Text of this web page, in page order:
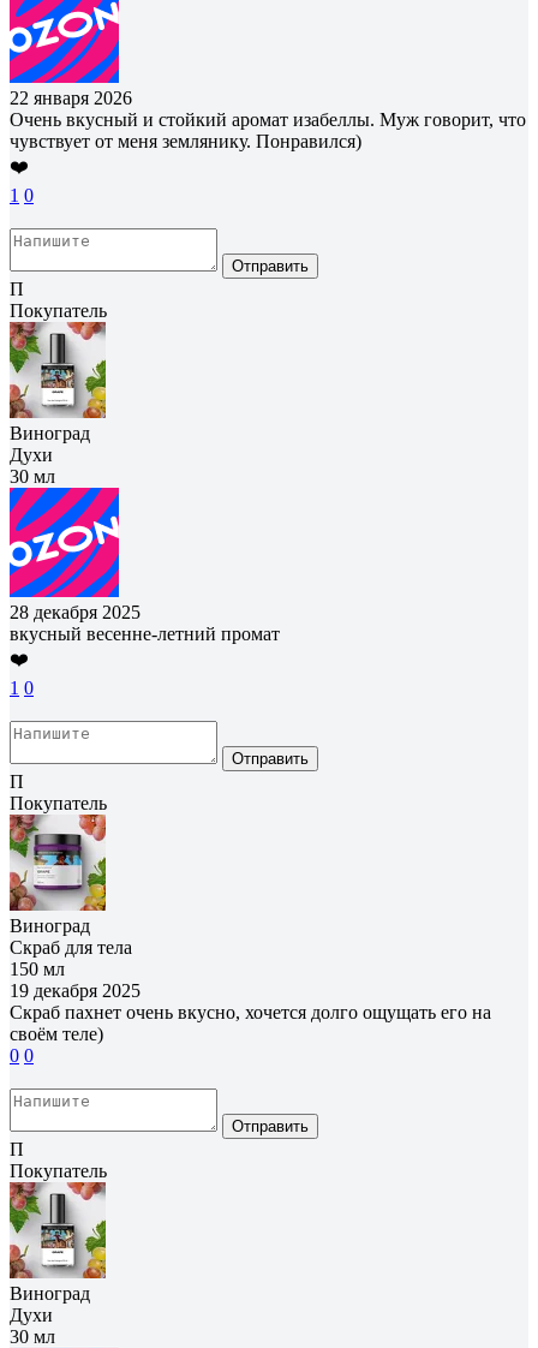
22 января 2026
Очень вкусный и стойкий аромат изабеллы. Муж говорит, что
чувствует от меня землянику. Понравился)
❤️
1 0
Отправить
П
Покупатель
Виноград
Духи
30 мл
28 декабря 2025
вкусный весенне-летний промат
❤️
1 0
Отправить
П
Покупатель
Виноград
Скраб для тела
150 мл
19 декабря 2025
Скраб пахнет очень вкусно, хочется долго ощущать его на
своём теле)
0 0
Отправить
П
Покупатель
Виноград
Духи
30 мл